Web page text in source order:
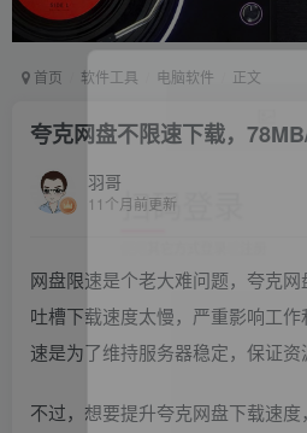
首页 软件工具 电脑软件 正文
夸克网盘不限速下载，
羽哥
11个月前更新
网盘限速是个老大难问题，夸克
吐槽下载速度太慢，严重影响工
速是为了维持服务器稳定，保证资
不过，想要提升夸克网盘下载速
扫码登录